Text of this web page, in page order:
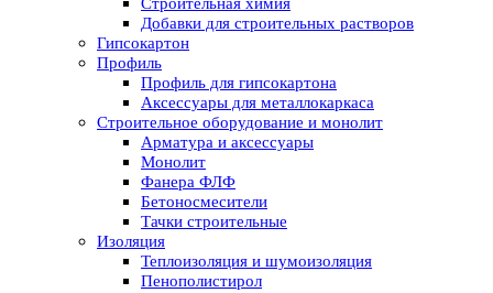
Добавки для строительных растворов
Гипсокартон
Профиль
Профиль для гипсокартона
Аксессуары для металлокаркаса
Строительное оборудование и монолит
Арматура и аксессуары
Монолит
Фанера ФЛФ
Бетоносмесители
Тачки строительные
Изоляция
Теплоизоляция и шумоизоляция
Пенополистирол